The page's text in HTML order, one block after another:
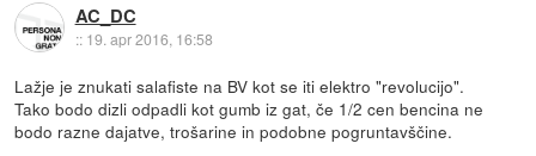
AC_DC
:: 19. apr 2016, 16:58
Lažje je znukati salafiste na BV kot se iti elektro "revolucijo".
Tako bodo dizli odpadli kot gumb iz gat, če 1/2 cen bencina ne
bodo razne dajatve, trošarine in podobne pogruntavščine.